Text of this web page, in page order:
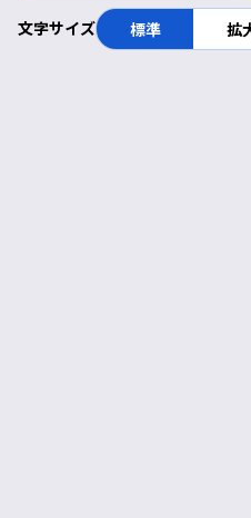
持ちの場合
書類提出期限
令和6年5
二次選考
〒390-
信州⼤学
郵送の場
腔外科 技
書きのこ
※書類選考
たします
類提出期
文字サイズ 標準 拡